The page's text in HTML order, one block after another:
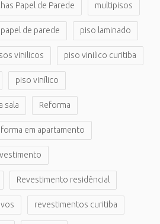
Papel de Parede multipisos
papel de parede piso laminado
vinilicos piso vinilico curitiba
piso vinílico
sala Reforma
em apartamento
Revestimento residêncial
revestimentos curitiba